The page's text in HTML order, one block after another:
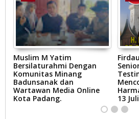
Muslim M Yatim
Bersilaturahmi Dengan
Komunitas Minang
Badunsanak dan
Wartawan Media Online
Kota Padang.
13